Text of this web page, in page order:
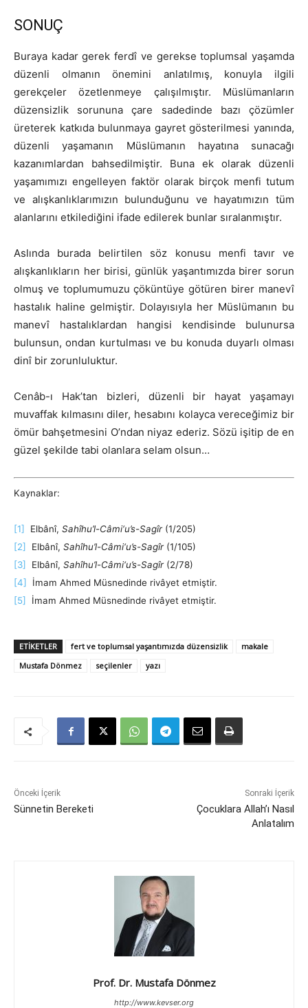
SONUÇ
Buraya kadar gerek ferdî ve gerekse toplumsal yaşamda
düzenli olmanın önemini anlatılmış, konuyla ilgili
gerekçeler özetlenmeye çalışılmıştır. Müslümanların
düzensizlik sorununa çare sadedinde bazı çözümler
üreterek katkıda bulunmaya gayret gösterilmesi yanında,
düzenli yaşamanın Müslümanın hayatına sunacağı
kazanımlardan bahsedilmiştir. Buna ek olarak düzenli
yaşamımızı engelleyen faktör olarak birçok menfi tutum
ve alışkanlıklarımızın bulunduğunu ve hayatımızın tüm
alanlarını etkilediğini ifade edilerek bunlar sıralanmıştır.
Aslında burada belirtilen söz konusu menfi tavır ve
alışkanlıkların her birisi, günlük yaşantımızda birer sorun
olmuş ve toplumumuzu çöküntüye götüren birer manevî
hastalık haline gelmiştir. Dolayısıyla her Müslümanın bu
manevî hastalıklardan hangisi kendisinde bulunursa
bulunsun, ondan kurtulması ve bu konuda duyarlı olması
dinî bir zorunluluktur.
Cenâb-ı Hak’tan bizleri, düzenli bir hayat yaşamayı
muvaffak kılmasını diler, hesabını kolayca vereceğimiz bir
ömür bahşetmesini O’ndan niyaz ederiz. Sözü işitip de en
güzel şekilde tabi olanlara selam olsun…
Kaynaklar:
[1] Elbânî, Sahîhu’l-Câmi‘u’s-Sagîr(1/205)
[2]
Elbânî, Sahîhu’l-Câmi‘u’s-Sagîr(1/105)
[3]
Elbânî, Sahîhu’l-Câmi‘u’s-Sagîr(2/78)
[4]
İmam Ahmed Müsnedinde rivâyet etmiştir.
[5]
İmam Ahmed Müsnedinde rivâyet etmiştir.
ETIKETLER fert ve toplumsal yaşantımızda düzensizlik
makale
Mustafa Dönmez
seçilenler yazı
Önceki İçerik
Sünnetin Bereketi
Sonraki İçerik
Çocuklara Allah’ı Nasıl
Anlatalım
Prof. Dr. Mustafa Dönmez
http://www.kevser.org